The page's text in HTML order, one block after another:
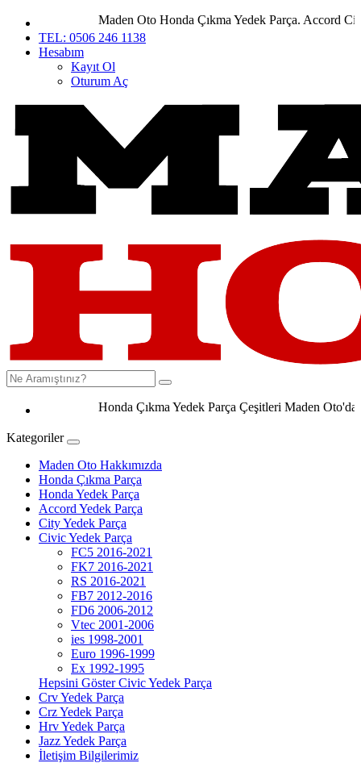
Maden Oto Honda Çıkma Yedek Parça. Accord City
TEL: 0506 246 1138
Hesabım
Kayıt Ol
Oturum Aç
Honda Çıkma Yedek Parça Çeşitleri Maden Oto'da
Kategoriler
Maden Oto Hakkımızda
Honda Çıkma Parça
Honda Yedek Parça
Accord Yedek Parça
City Yedek Parça
Civic Yedek Parça
FC5 2016-2021
FK7 2016-2021
RS 2016-2021
FB7 2012-2016
FD6 2006-2012
Vtec 2001-2006
ies 1998-2001
Euro 1996-1999
Ex 1992-1995
Hepsini Göster Civic Yedek Parça
Crv Yedek Parça
Crz Yedek Parça
Hrv Yedek Parça
Jazz Yedek Parça
İletişim Bilgilerimiz